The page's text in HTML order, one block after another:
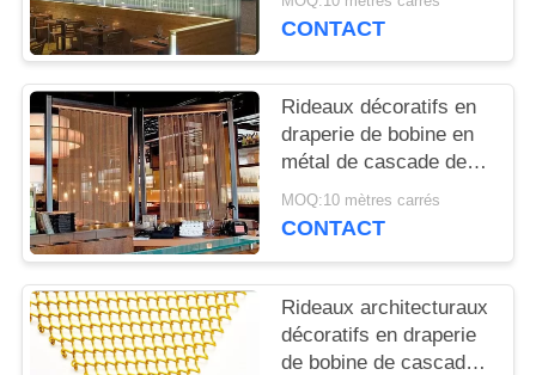
PRIVACY
POLICY
restaurants/cafés/points
CONTACT
Rideaux décoratifs en
draperie de bobine en
métal de cascade de
maille pour la
décoration extérieure
MOQ:10 mètres carrés
CONTACT
Rideaux architecturaux
décoratifs en draperie
de bobine de cascade